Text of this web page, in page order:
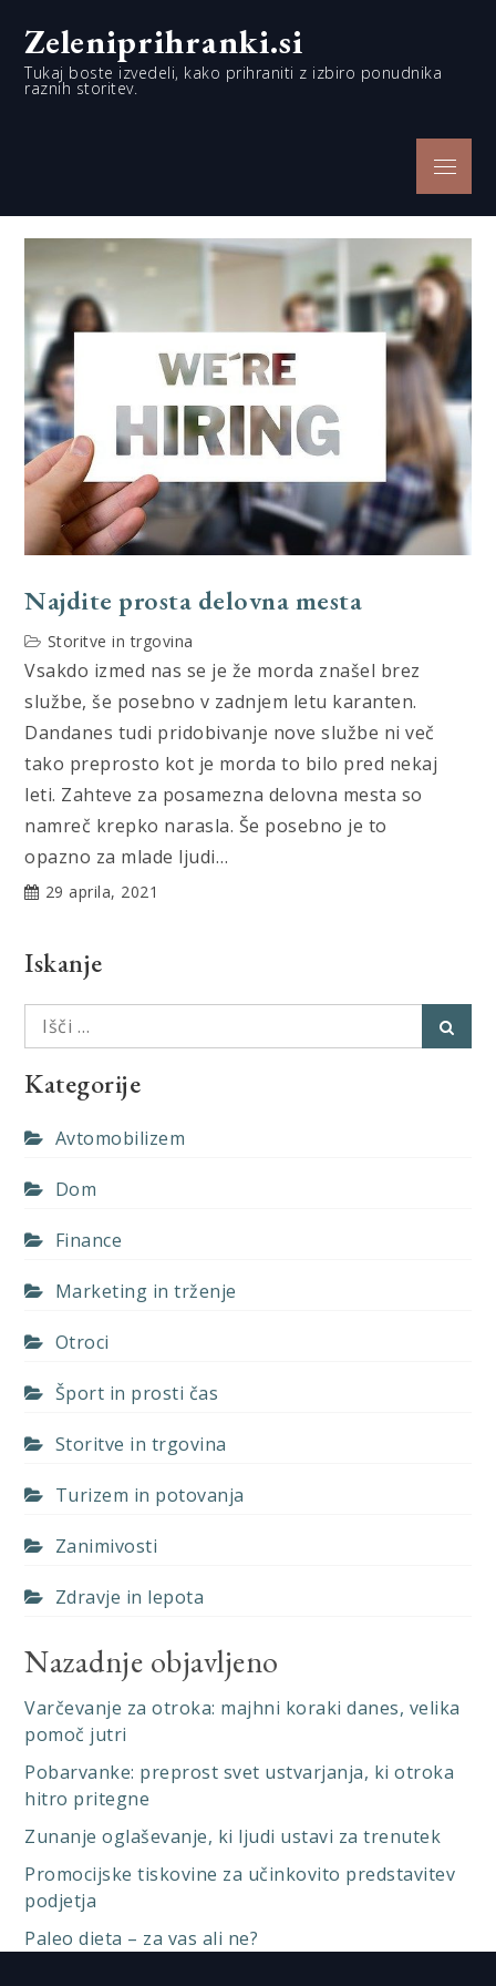
content
Zeleniprihranki.si
Tukaj boste izvedeli, kako prihraniti z izbiro ponudnika
raznih storitev.
Menu
Najdite prosta delovna mesta
Storitve in trgovina
Vsakdo izmed nas se je že morda znašel brez
službe, še posebno v zadnjem letu karanten.
Dandanes tudi pridobivanje nove službe ni več
tako preprosto kot je morda to bilo pred nekaj
leti. Zahteve za posamezna delovna mesta so
namreč krepko narasla. Še posebno je to
opazno za mlade ljudi…
29 aprila, 2021
Iskanje
Išči:
Kategorije
Avtomobilizem
Dom
Finance
Marketing in trženje
Otroci
Šport in prosti čas
Storitve in trgovina
Turizem in potovanja
Zanimivosti
Zdravje in lepota
Nazadnje objavljeno
Varčevanje za otroka: majhni koraki danes, velika
pomoč jutri
Pobarvanke: preprost svet ustvarjanja, ki otroka
hitro pritegne
Zunanje oglaševanje, ki ljudi ustavi za trenutek
Promocijske tiskovine za učinkovito predstavitev
podjetja
Paleo dieta – za vas ali ne?